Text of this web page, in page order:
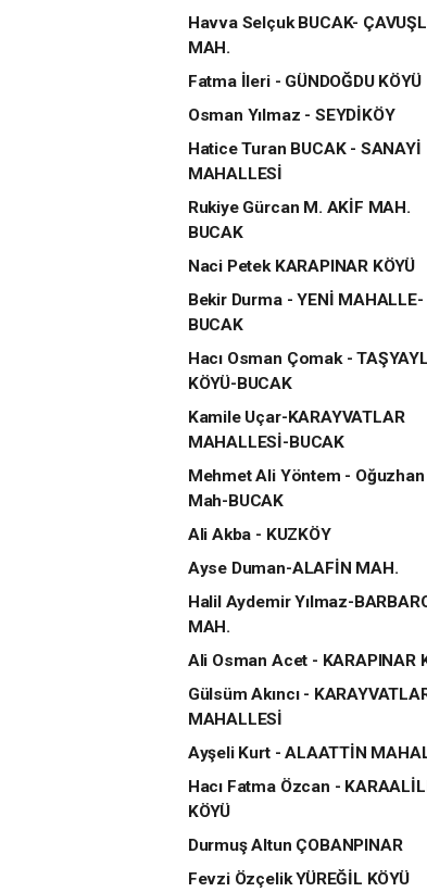
Havva Selçuk BUCAK-
MAH.
Fatma İleri - GÜNDOĞDU KÖYÜ
Osman Yılmaz - SEYDİKÖY
Hatice Turan BUCAK - SANAYİ
MAHALLESİ
Rukiye Gürcan M. AKİF MAH.
BUCAK
Naci Petek KARAPINAR KÖYÜ
Bekir Durma - YENİ MAHALLE-
BUCAK
Hacı Osman Çomak -
KÖYÜ-BUCAK
Kamile Uçar-KARAYVATLAR
MAHALLESİ-BUCAK
Mehmet Ali Yöntem - Oğuzhan
Mah-BUCAK
Ali Akba - KUZKÖY
Ayse Duman-ALAFİN MAH.
Halil Aydemir Yılmaz-
MAH.
Ali Osman Acet - KARAPINAR
Gülsüm Akıncı -
MAHALLESİ
Ayşeli Kurt - ALAATTİN
Hacı Fatma Özcan -
KÖYÜ
Durmuş Altun ÇOBANPINAR
Fevzi Özçelik YÜREĞİL KÖYÜ